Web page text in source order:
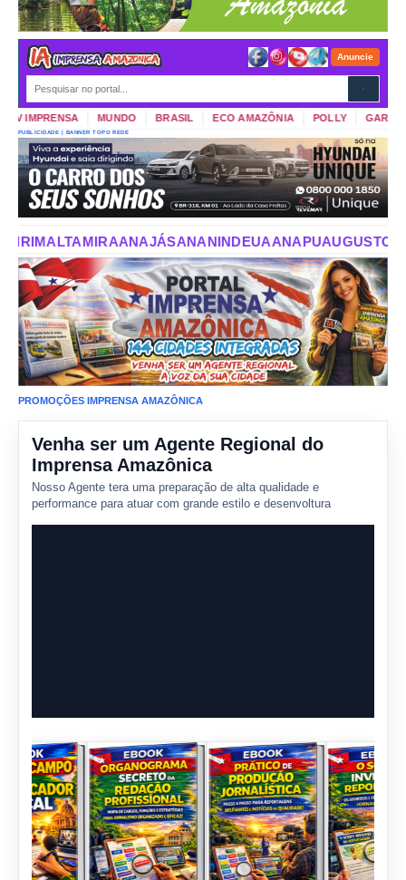
Anuncie
IMPRENSA MUNDO BRASIL ECO AMAZÔNIA POLLY GARIMPO
PUBLICIDADE | BANNER TOPO REDE
ANANINDEUAANAPUAUGUSTO CORRÊAAURORA
PROMOÇÕES IMPRENSA AMAZÔNICA
Venha ser um Agente Regional do
Imprensa Amazônica
Nosso Agente tera uma preparação de alta qualidade e
performance para atuar com grande estilo e desenvoltura